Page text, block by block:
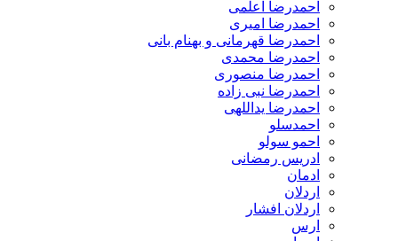
احمدرضا اعلمی
احمدرضا امیری
احمدرضا قهرمانی و بهنام بانی
احمدرضا محمدی
احمدرضا منصوری
احمدرضا نبی زاده
احمدرضا یداللهی
احمدسلو
احمو سولو
ادریس رمضانی
ادمان
اردلان
اردلان افشار
ارس